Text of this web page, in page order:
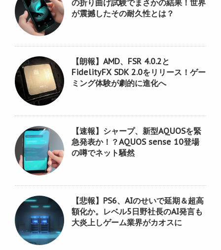
の折り曲げ試験でまさかの結果！世界
が震撼したその耐久性とは？
【朗報】AMD、FSR 4.0.2と
FidelityFX SDK 2.0をリリース！ゲー
ミング体験が劇的に進化へ
【速報】シャープ、新型AQUOSを緊
急発表か！？AQUOS sense 10登場
の噂でネット騒然
【悲報】PS6、AIのせいで延期＆超高
額化か。レベル5日野社長のAI発言も
大炎上しゲーム業界がカオスに